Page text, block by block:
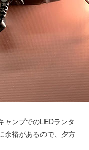
ャンプでのLEDランタ
余裕があるので、夕方